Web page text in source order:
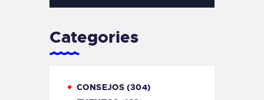
Categories
CONSEJOS (304)